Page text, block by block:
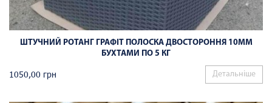
ШТУЧНИЙ РОТАНГ ГРАФІТ ПОЛОСКА ДВОСТОРОННЯ 10ММ
БУХТАМИ ПО 5 КГ
1050,00 грн Детальніше